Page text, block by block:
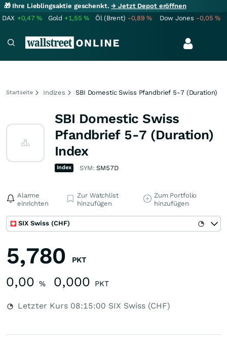
🎁 Ihre Lieblingsaktie geschenkt.→ Jetzt Depot eröffnen
DAX +0,47% Gold +1,55% Öl (Brent) -0,89% Dow Jones -0,05%
Startseite Indizes SBI Domestic Swiss Pfandbrief 5-7 (Duration)
SBI Domestic Swiss
Pfandbrief 5-7 (Duration)
Index
Index SYM:SM57D
Alarme
einrichten
Zur Watchlist
hinzufügen
Zum Portfolio
hinzufügen
SIX Swiss (CHF)
5,780 PKT
0,00 % 0,000 PKT
Letzter Kurs 08:15:00 SIX Swiss (CHF)